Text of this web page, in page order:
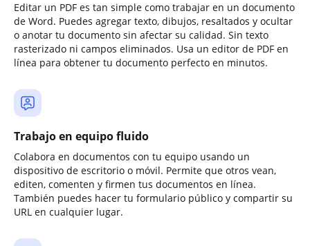
Editar un PDF es tan simple como trabajar en un documento
de Word. Puedes agregar texto, dibujos, resaltados y ocultar
o anotar tu documento sin afectar su calidad. Sin texto
rasterizado ni campos eliminados. Usa un editor de PDF en
línea para obtener tu documento perfecto en minutos.
Trabajo en equipo fluido
Colabora en documentos con tu equipo usando un
dispositivo de escritorio o móvil. Permite que otros vean,
editen, comenten y firmen tus documentos en línea.
También puedes hacer tu formulario público y compartir su
URL en cualquier lugar.